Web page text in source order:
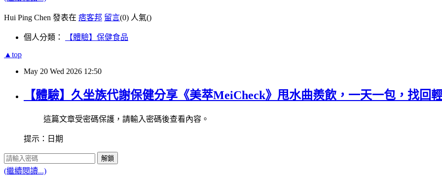
Hui Ping Chen 發表在 痞客邦 留言(0) 人氣()
個人分類： 【體驗】保健食品
▲top
May 20 Wed 2026 12:50
【體驗】久坐族代謝保健分享《美萃MeiCheck》甩水曲羨飲，一天一包，找回
這篇文章受密碼保護，請輸入密碼後查看內容。
提示：日期
解鎖
(繼續閱讀...)